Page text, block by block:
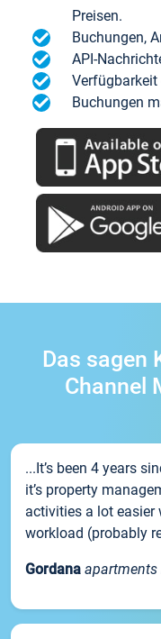
Preisen.
Buchungen,
API-
Verfügbarkeit
Buchungen
Das sagen
Channel
...It’s been 4 years
it’s property
activities a lot
workload (probably
Gordana apartments